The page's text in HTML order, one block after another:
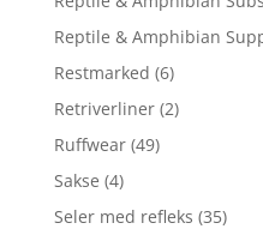
Reptile & Amphibian
Restmarked (6)
Retriverliner (2)
Ruffwear (49)
Sakse (4)
Seler med refleks (35)